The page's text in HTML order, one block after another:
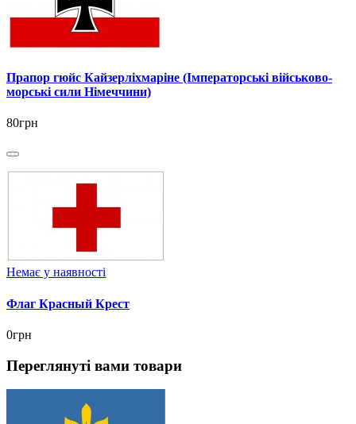
Прапор гюйс Кайзерліхмаріне (Імператорські військово-
морські сили Німеччини)
80грн
Немає у наявності
Флаг Красный Крест
0грн
Переглянуті вами товари